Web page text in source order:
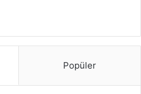
Popüler